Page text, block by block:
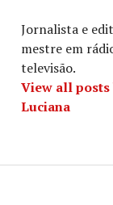
Jornalista e
mestre em
televisão.
View all posts
Luciana